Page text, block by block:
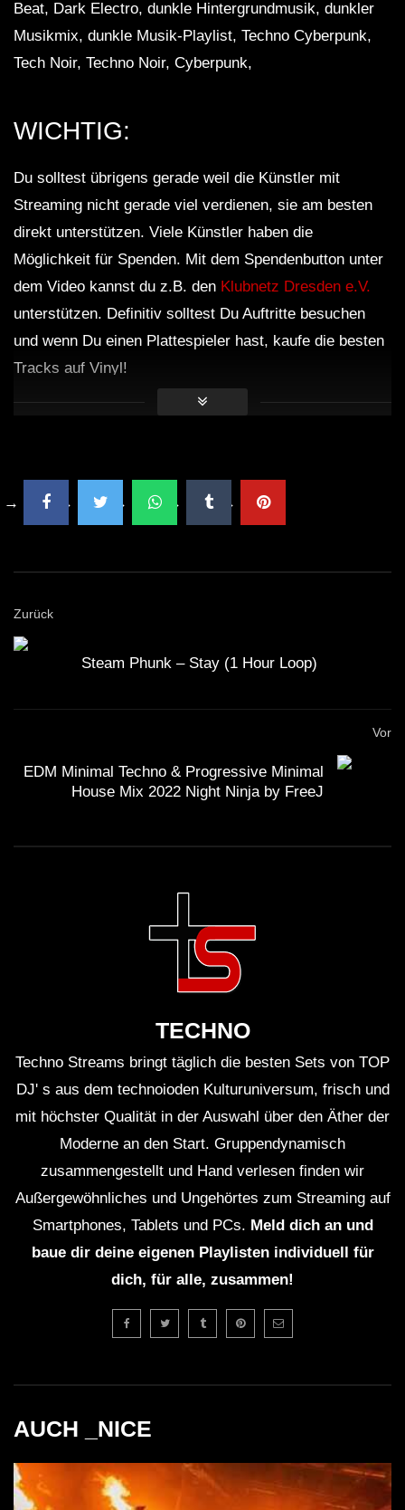
Beat, Dark Electro, dunkle Hintergrundmusik, dunkler
Musikmix, dunkle Musik-Playlist, Techno Cyberpunk,
Tech Noir, Techno Noir, Cyberpunk,
WICHTIG:
Du solltest übrigens gerade weil die Künstler mit
Streaming nicht gerade viel verdienen, sie am besten
direkt unterstützen. Viele Künstler haben die
Möglichkeit für Spenden. Mit dem Spendenbutton unter
dem Video kannst du z.B. den Klubnetz Dresden e.V.
unterstützen. Definitiv solltest Du Auftritte besuchen
und wenn Du einen Plattespieler hast, kaufe die besten
Tracks auf Vinyl!
Zurück
Steam Phunk – Stay (1 Hour Loop)
Vor
EDM Minimal Techno & Progressive Minimal
House Mix 2022 Night Ninja by FreeJ
TECHNO
Techno Streams bringt täglich die besten Sets von TOP
DJ' s aus dem technoioden Kulturuniversum, frisch und
mit höchster Qualität in der Auswahl über den Äther der
Moderne an den Start. Gruppendynamisch
zusammengestellt und Hand verlesen finden wir
Außergewöhnliches und Ungehörtes zum Streaming auf
Smartphones, Tablets und PCs. Meld dich an und
baue dir deine eigenen Playlisten individuell für
dich, für alle, zusammen!
AUCH _NICE